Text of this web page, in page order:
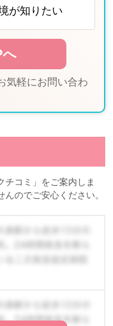
が知りたい
気軽にお問い合わ
チコミ」をご案内しま
のでご安心ください。